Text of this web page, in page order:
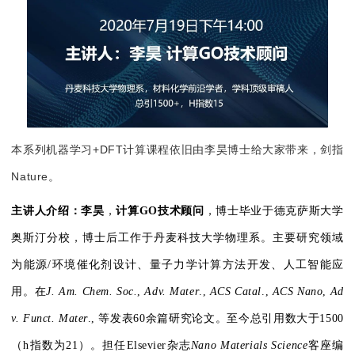
本系列机器学习+DFT计算课程依旧由李昊博士给大家带来，剑指
Nature。
主讲人介绍：李昊 ，计算GO技术顾问 ，博士毕业于德克萨斯大学
奥斯汀分校，博士后工作于丹麦科技大学物理系。主要研究领域
为能源/环境催化剂设计、量子力学计算方法开发、人工智能应
用。在J. Am. Chem. Soc. ,Adv. Mater., ACS Catal ACS Nano Ad
v. Funct. Mater.,等发表60余篇研究论文。至今总引用数大于1500
（h指数为21）。担任Elsevier杂志Nano Materials Science客座编